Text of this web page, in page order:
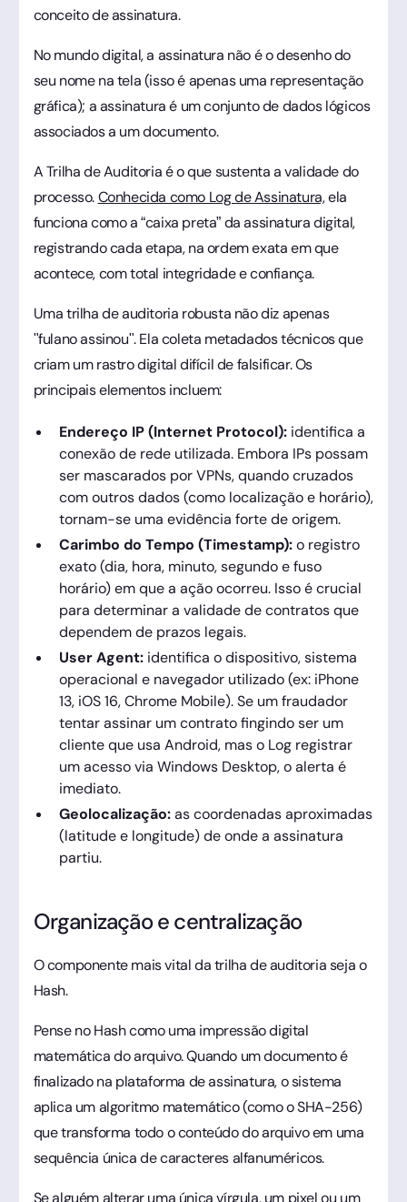
conceito de assinatura.
No mundo digital, a assinatura não é o desenho do
seu nome na tela (isso é apenas uma representação
gráfica); a assinatura é um conjunto de dados lógicos
associados a um documento.
A Trilha de Auditoria é o que sustenta a validade do
processo.Conhecida como Log de Assinatura,ela
funciona como a “caixa preta” da assinatura digital,
registrando cada etapa, na ordem exata em que
acontece, com total integridade e confiança.
Uma trilha de auditoria robusta não diz apenas
"fulano assinou". Ela coleta metadados técnicos que
criam um rastro digital difícil de falsificar. Os
principais elementos incluem:
Endereço IP (Internet Protocol):identifica a
conexão de rede utilizada. Embora IPs possam
ser mascarados por VPNs, quando cruzados
com outros dados (como localização e horário),
tornam-se uma evidência forte de origem.
Carimbo do Tempo (Timestamp):o registro
exato (dia, hora, minuto, segundo e fuso
horário) em que a ação ocorreu. Isso é crucial
para determinar a validade de contratos que
dependem de prazos legais.
User Agent:identifica o dispositivo, sistema
operacional e navegador utilizado (ex: iPhone
13, iOS 16, Chrome Mobile). Se um fraudador
tentar assinar um contrato fingindo ser um
cliente que usa Android, mas o Log registrar
um acesso via Windows Desktop, o alerta é
imediato.
Geolocalização:as coordenadas aproximadas
(latitude e longitude) de onde a assinatura
partiu.
Organização e centralização
O componente mais vital da trilha de auditoria seja o
Hash.
Pense no Hash como uma impressão digital
matemática do arquivo. Quando um documento é
finalizado na plataforma de assinatura, o sistema
aplica um algoritmo matemático (como o SHA-256)
que transforma todo o conteúdo do arquivo em uma
sequência única de caracteres alfanuméricos.
Se alguém alterar uma única vírgula, um pixel ou um